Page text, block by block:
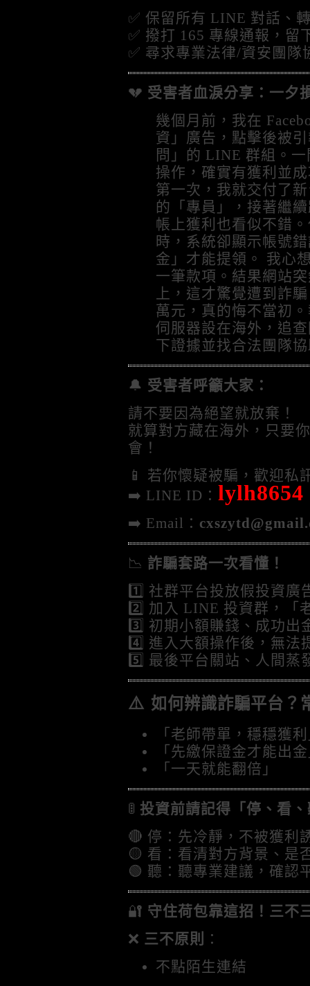
✅ 保留所有 LINE 對話、
✅ 撥打 165 專線通報，留
✅ 尋求專業法律/資安團隊
💔 受害者血淚分享：一夕
幾個月前，我在
資」廣告，點擊後被
問」的 LINE 群組。
操作，確實有獲利並
第一次，我就交付了
的「專員」，接著繼
帳上獲利也看似不錯
時，系統卻顯示帳號
金」才能提領。 我心
一筆款項。結果網站
上，這才驚覺遭到詐
萬元，真的悔不當初
伺服器設在海外，追
下證據並找合法團隊
🔔 受害者呼籲大家：
請不要因為絕望就放棄！
就算對方藏在海外，只要
會！
📱 若你懷疑被騙，歡迎私
➡️ LINE ID： lylh8654
➡️ Email：
📉 詐騙套路一次看懂！
1️⃣ 社群平台投放假投資廣
2️⃣ 加入 LINE 投資群，「
3️⃣ 初期小額賺錢、成功
4️⃣ 進入大額操作後，無法
5️⃣ 最後平台關站、人間蒸
⚠️ 如何辨識詐騙平台？
「老師帶單，穩穩獲
「先繳保證金才能出
「一天就能翻倍」
🚦 投資前請記得「停、看
🔴 停：先冷靜，不被獲利
🟡 看：看清對方背景、是
🟢 聽：聽專業建議，確認
🔐 守住荷包靠這招！三不
❌ 三不原則
：
不點陌生連結